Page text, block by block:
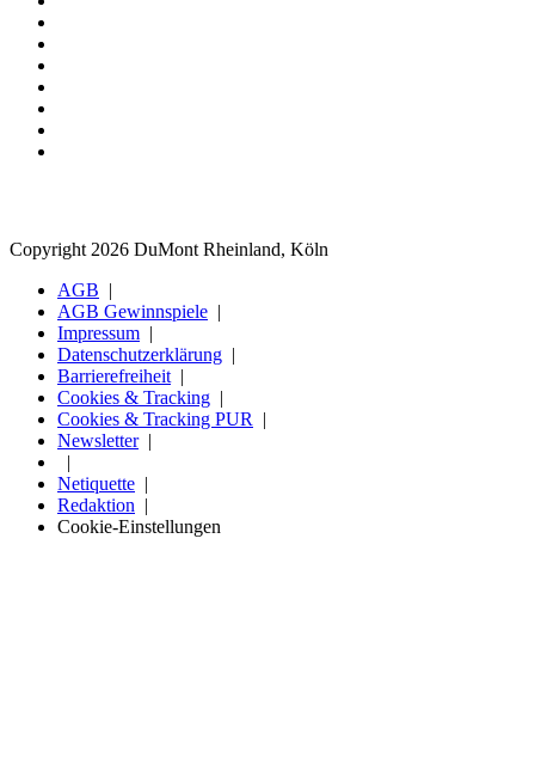
Copyright 2026 DuMont Rheinland, Köln
AGB
AGB Gewinnspiele
Impressum
Datenschutzerklärung
Barrierefreiheit
Cookies & Tracking
Cookies & Tracking PUR
Newsletter
Netiquette
Redaktion
Cookie-Einstellungen